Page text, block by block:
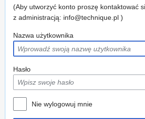
(Aby utworzyć konto proszę kontaktować
z administracją: info@technique.pl )
Nazwa użytkownika
Hasło
Nie wylogowuj mnie